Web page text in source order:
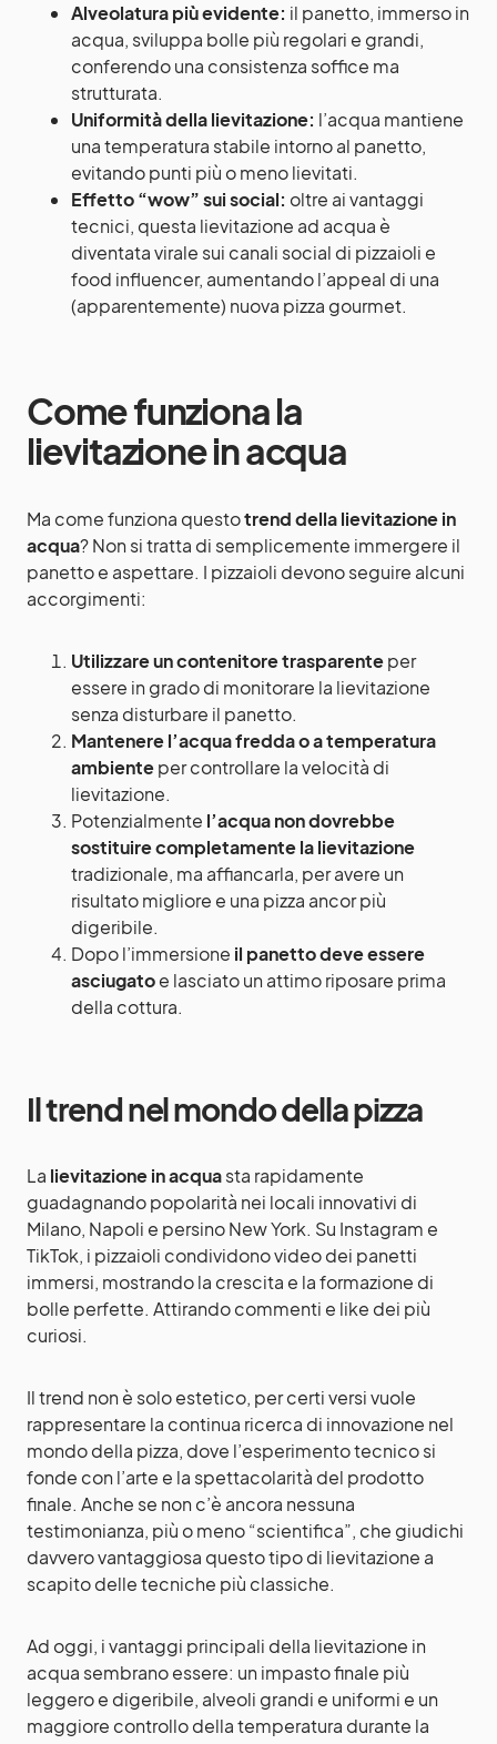
Alveolatura più evidente: il panetto, immerso in
acqua, sviluppa bolle più regolari e grandi,
conferendo una consistenza soffice ma
strutturata.
Uniformità della lievitazione: l’acqua mantiene
una temperatura stabile intorno al panetto,
evitando punti più o meno lievitati.
Effetto “wow” sui social: oltre ai vantaggi
tecnici, questa lievitazione ad acqua è
diventata virale sui canali social di pizzaioli e
food influencer, aumentando l’appeal di una
(apparentemente) nuova pizza gourmet.
Come funziona la
lievitazione in acqua
Ma come funziona questotrend della lievitazione in
acqua? Non si tratta di semplicemente immergere il
panetto e aspettare. I pizzaioli devono seguire alcuni
accorgimenti:
Utilizzare un contenitore trasparenteper
essere in grado di monitorare la lievitazione
senza disturbare il panetto.
Mantenere l’acqua fredda o a temperatura
ambienteper controllare la velocità di
lievitazione.
Potenzialmente l’acqua non dovrebbe
sostituire completamente la lievitazione
tradizionale, ma affiancarla, per avere un
risultato migliore e una pizza ancor più
digeribile.
Dopo l’immersione il panetto deve essere
asciugatoe lasciato un attimo riposare prima
della cottura.
Il trend nel mondo della pizza
La lievitazione in acquasta rapidamente
guadagnando popolarità nei locali innovativi di
Milano, Napoli e persino New York. Su Instagram e
TikTok, i pizzaioli condividono video dei panetti
immersi, mostrando la crescita e la formazione di
bolle perfette. Attirando commenti e like dei più
curiosi.
Il trend non è solo estetico, per certi versi vuole
rappresentare la continua ricerca di innovazione nel
mondo della pizza, dove l’esperimento tecnico si
fonde con l’arte e la spettacolarità del prodotto
finale. Anche se non c’è ancora nessuna
testimonianza, più o meno “scientifica”, che giudichi
davvero vantaggiosa questo tipo di lievitazione a
scapito delle tecniche più classiche.
Ad oggi, i vantaggi principali della lievitazione in
acqua sembrano essere: un impasto finale più
leggero e digeribile, alveoli grandi e uniformi e un
maggiore controllo della temperatura durante la